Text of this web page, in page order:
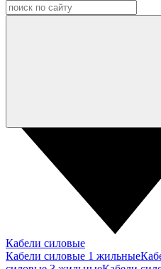
Кабели силовые
Кабели силовые 1 жильные